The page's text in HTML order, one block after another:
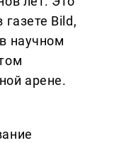
Bild,
научном
арене.